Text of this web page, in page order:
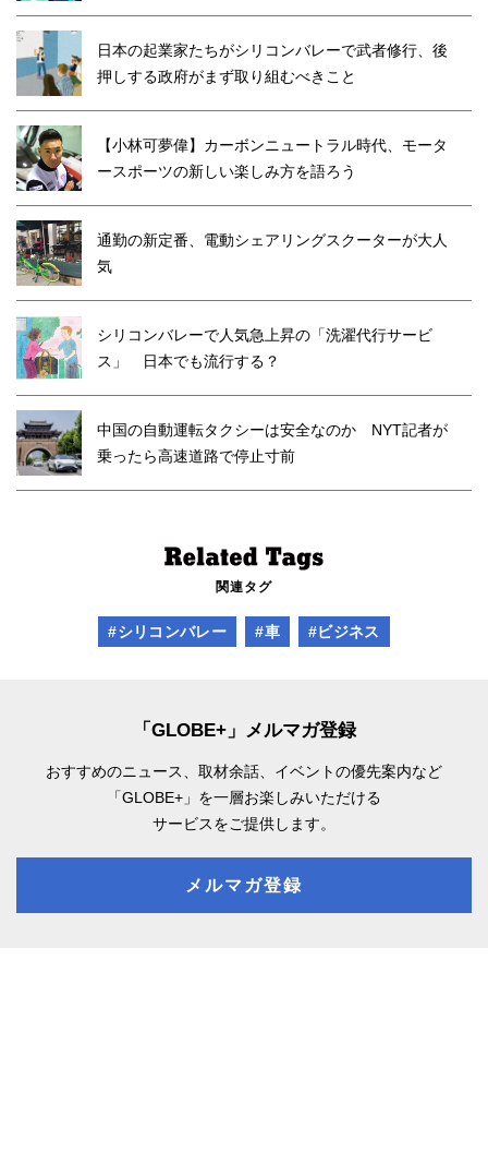
日本の起業家たちがシリコンバレーで武者修行、後
押しする政府がまず取り組むべきこと
【小林可夢偉】カーボンニュートラル時代、モータ
ースポーツの新しい楽しみ方を語ろう
通勤の新定番、電動シェアリングスクーターが大人
気
シリコンバレーで人気急上昇の「洗濯代行サービ
ス」 日本でも流行する？
中国の自動運転タクシーは安全なのか NYT記者が
乗ったら高速道路で停止寸前
関連タグ
#シリコンバレー #車 #ビジネス
「GLOBE+」メルマガ登録
おすすめのニュース、取材余話、 イベントの優先案内など
「GLOBE+」を一層お楽しみいただける
サービスをご提供します。
メルマガ登録